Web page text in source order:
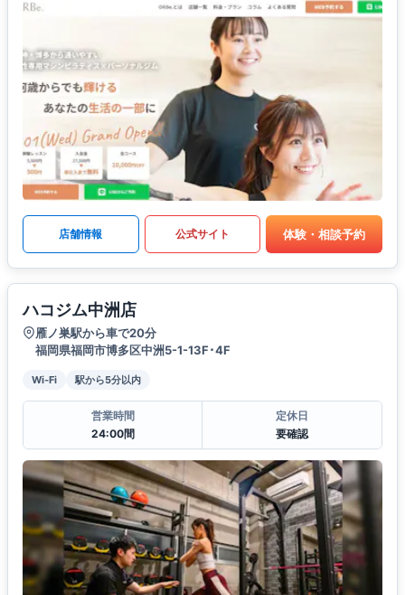
店舗情報 公式サイト 体験・相談予約
ハコジム中洲店
雁ノ巣駅から車で20分
福岡県福岡市博多区中洲5-1-13F･4F
Wi-Fi 駅から5分以内
営業時間
24:00間
定休日
要確認